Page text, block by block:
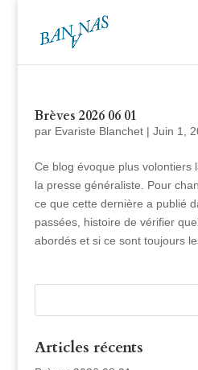
Brèves 2026 06 01
par Evariste Blanchet| Juin 1,
Ce blog évoque plus volontiers
la presse généraliste. Pour
ce que cette dernière a publié
passées, histoire de vérifier
abordés et si ce sont toujours
Articles récents